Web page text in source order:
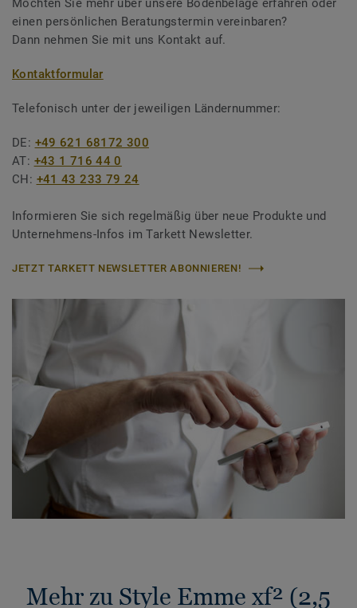
Möchten Sie mehr über unsere Bodenbeläge erfahren oder
einen persönlichen Beratungstermin vereinbaren?
Dann nehmen Sie mit uns Kontakt auf.
Kontaktformular
Telefonisch unter der jeweiligen Ländernummer:
DE: +49 621 68172 300
AT: +43 1 716 44 0
CH: +41 43 233 79 24
Informieren Sie sich regelmäßig über neue Produkte und
Unternehmens-Infos im Tarkett Newsletter.
JETZT TARKETT NEWSLETTER ABONNIEREN!
Mehr zu Style Emme xf² (2,5